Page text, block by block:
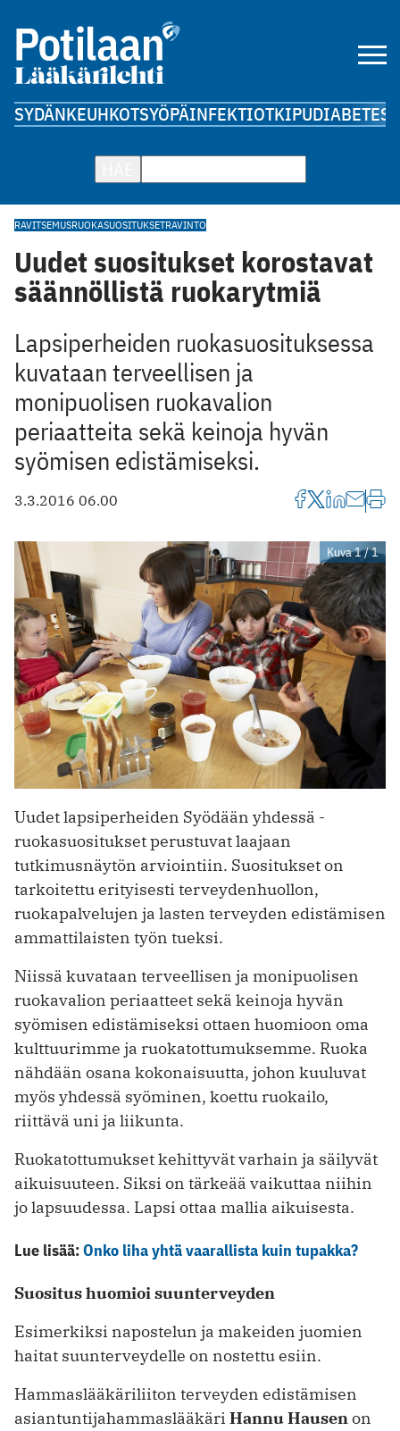
SYDÄNKEUHKOTSYÖPÄINFEKTIOTKIPUDIABETES
RAVITSEMUSRUOKASUOSITUKSETRAVINTO
Uudet suositukset korostavat
säännöllistä ruokarytmiä
Lapsiperheiden ruokasuosituksessa
kuvataan terveellisen ja
monipuolisen ruokavalion
periaatteita sekä keinoja hyvän
syömisen edistämiseksi.
3.3.2016 06.00
Kuva 1 / 1
Uudet lapsiperheiden Syödään yhdessä -
ruokasuositukset perustuvat laajaan
tutkimusnäytön arviointiin. Suositukset on
tarkoitettu erityisesti terveydenhuollon,
ruokapalvelujen ja lasten terveyden edistämisen
ammattilaisten työn tueksi.
Niissä kuvataan terveellisen ja monipuolisen
ruokavalion periaatteet sekä keinoja hyvän
syömisen edistämiseksi ottaen huomioon oma
kulttuurimme ja ruokatottumuksemme. Ruoka
nähdään osana kokonaisuutta, johon kuuluvat
myös yhdessä syöminen, koettu ruokailo,
riittävä uni ja liikunta.
Ruokatottumukset kehittyvät varhain ja säilyvät
aikuisuuteen. Siksi on tärkeää vaikuttaa niihin
jo lapsuudessa. Lapsi ottaa mallia aikuisesta.
Lue lisää:Onko liha yhtä vaarallista kuin tupakka?
Suositus huomioi suunterveyden
Esimerkiksi napostelun ja makeiden juomien
haitat suunterveydelle on nostettu esiin.
Hammaslääkäriliiton terveyden edistämisen
asiantuntijahammaslääkäri Hannu Hausenon